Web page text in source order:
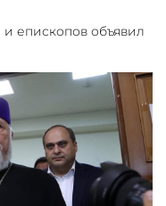
и епископов объявил